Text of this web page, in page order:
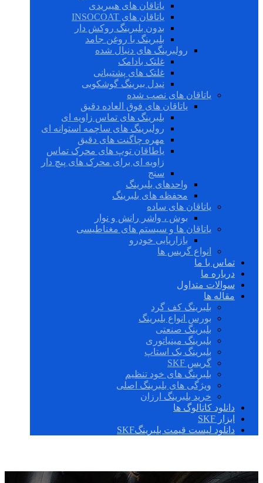
یاتاقان های هیبریدی
یاتاقان های INSOCOAT
بدون بلبرینگ روکش دار
بلبرینگ با روغن جامد
رولبرینگ های دنبال شده
غلتک بادامک
غلتک های پشتیبانی
نیدل بیرینگ گوشکوبی
یاتاقان های نصب شده
یاتاقان های فوق العاده دقیق
بلبرینگ های تماس زاویه ای
رولبرینگ های ساچمه استوانه ای
مهره چاگنت های دقیق
یاطاقان توپ های محرک تماس
زاویه ای برای محرک های پیچ دار
سنج
واحدهای بلبرینگ
محفظه های بلبرینگ
یاتاقان های ساده
بوش ، واشر رانش و نوار
یاتاقان ها و سیستم های مغناطیسی
بازاریابی خودرو
انواع گریس ها
تماس با ما
درباره ما
سوالات متداول
مقاله ها
بلبرینگ کف گرد
بورس انواع بلبرینگ
بلبرینگ صنعتی
بلبرینگ مینیاتوری
بلبرینگ بک استاپ
گریس SKF
بلبرینگ های خود تنظیم
ویژگی های بلبرینگ اصلی
خرید بلبرینگ ارزان
دانلود کاتالوگ ها
ابزار SKF
دانلود لیست قیمت بلبرینگSKF